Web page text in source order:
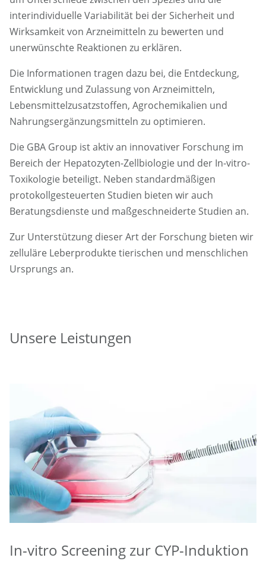
interindividuelle Variabilität bei der Sicherheit und
Wirksamkeit von Arzneimitteln zu bewerten und
unerwünschte Reaktionen zu erklären.
Die Informationen tragen dazu bei, die Entdeckung,
Entwicklung und Zulassung von Arzneimitteln,
Lebensmittelzusatzstoffen, Agrochemikalien und
Nahrungsergänzungsmitteln zu optimieren.
Die GBA Group ist aktiv an innovativer Forschung im
Bereich der Hepatozyten-Zellbiologie und der In-vitro-
Toxikologie beteiligt. Neben standardmäßigen
protokollgesteuerten Studien bieten wir auch
Beratungsdienste und maßgeschneiderte Studien an.
Zur Unterstützung dieser Art der Forschung bieten wir
zelluläre Leberprodukte tierischen und menschlichen
Ursprungs an.
Unsere Leistungen
In-vitro Screening zur CYP-Induktion